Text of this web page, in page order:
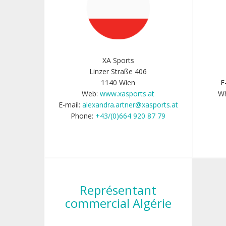
XA Sports
Linzer Straße 406
1140 Wien
Web:www.xasports.at
E-mail: alexandra.artner@xasports.at
Phone: +43/(0)664 920 87 79
Représentant
commercial Algérie